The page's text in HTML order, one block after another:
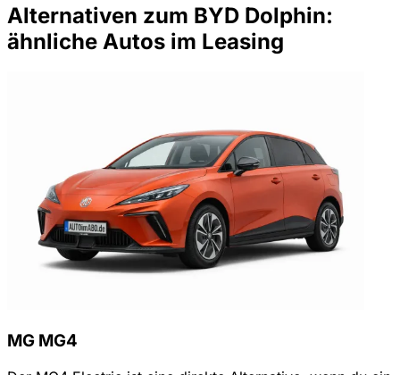
Alternativen zum BYD Dolphin:
ähnliche Autos im Leasing
MG MG4